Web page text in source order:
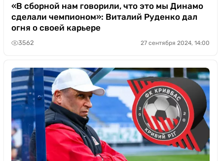
«В сборной нам говорили, что это мы Динамо
сделали чемпионом»: Виталий Руденко дал
огня о своей карьере
3562 27 сентября 2024, 14:00